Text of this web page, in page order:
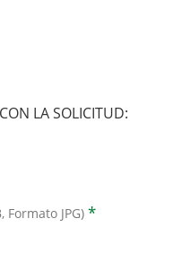
LA SOLICITUD:
JPG) *